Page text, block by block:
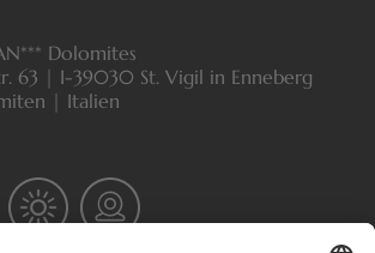
Dolomites
63 | I-39030 St. Vigil in Enneberg
| Italien